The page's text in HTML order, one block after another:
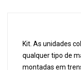
Kit. As unidades
qualquer tipo de
montadas em